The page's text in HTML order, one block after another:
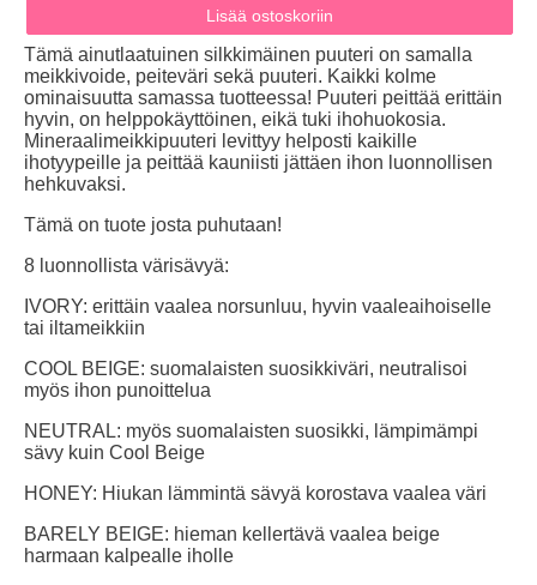
Tämä ainutlaatuinen silkkimäinen puuteri on samalla
meikkivoide, peiteväri sekä puuteri. Kaikki kolme
ominaisuutta samassa tuotteessa! Puuteri peittää erittäin
hyvin, on helppokäyttöinen, eikä tuki ihohuokosia.
Mineraalimeikkipuuteri levittyy helposti kaikille
ihotyypeille ja peittää kauniisti jättäen ihon luonnollisen
hehkuvaksi.
Tämä on tuote josta puhutaan!
8 luonnollista värisävyä:
IVORY: erittäin vaalea norsunluu, hyvin vaaleaihoiselle
tai iltameikkiin
COOL BEIGE: suomalaisten suosikkiväri, neutralisoi
myös ihon punoittelua
NEUTRAL: myös suomalaisten suosikki, lämpimämpi
sävy kuin Cool Beige
HONEY: Hiukan lämmintä sävyä korostava vaalea väri
BARELY BEIGE: hieman kellertävä vaalea beige
harmaan kalpealle iholle